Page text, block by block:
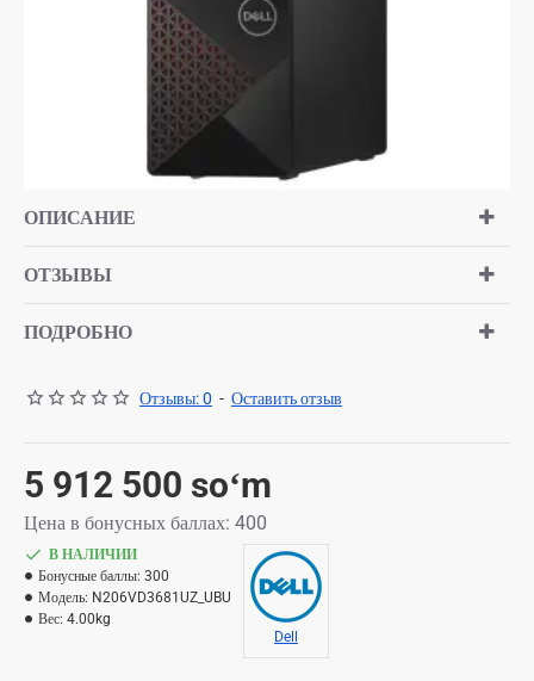
ОПИСАНИЕ
ОТЗЫВЫ
ПОДРОБНО
Отзывы: 0 - Оставить отзыв
5 912 500 soʻm
Цена в бонусных баллах: 400
В НАЛИЧИИ
Бонусные баллы: 300
Модель: N206VD3681UZ_UBU
Вес: 4.00kg
Dell